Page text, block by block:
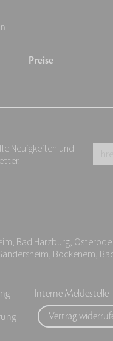
Preise
Neuigkeiten und
Bad Harzburg,
Bockenem,
Interne Meldestelle
Vertrag